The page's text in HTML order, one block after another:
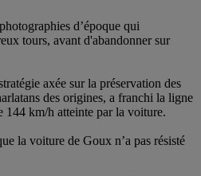
d’époque qui
tours, avant d'abandonner sur
axée sur la préservation des
des origines, a franchi la ligne
144 km/h atteinte par la voiture.
la voiture de Goux n’a pas résisté